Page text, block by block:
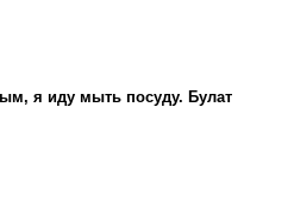
я иду мыть посуду. Булат